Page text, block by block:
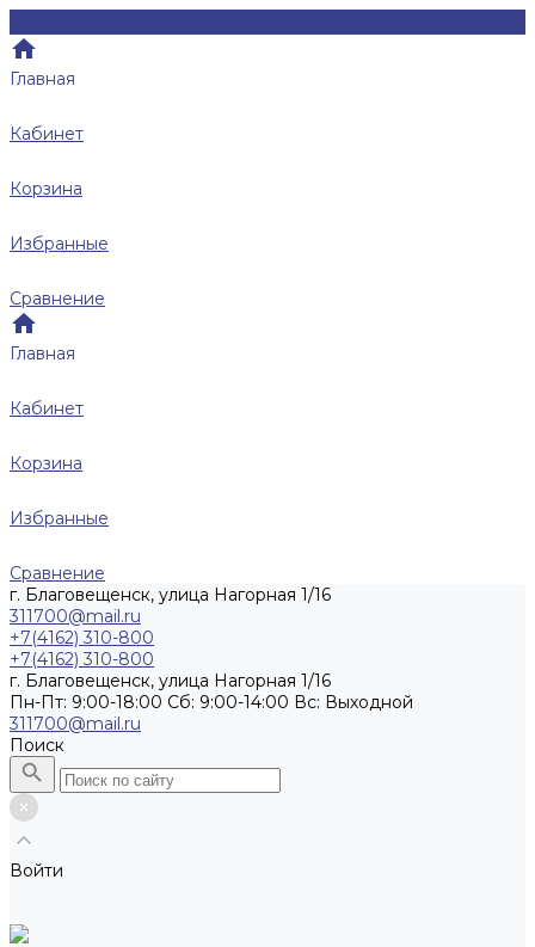
Главная
Кабинет
Корзина
Избранные
Сравнение
Главная
Кабинет
Корзина
Избранные
Сравнение
г. Благовещенск, улица Нагорная 1/16
311700@mail.ru
+7(4162) 310-800
+7(4162) 310-800
г. Благовещенск, улица Нагорная 1/16
Пн-Пт: 9:00-18:00 Cб: 9:00-14:00 Вс: Выходной
311700@mail.ru
Поиск
Войти